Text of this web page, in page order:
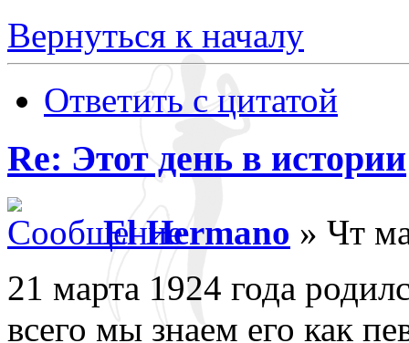
Вернуться к началу
Ответить с цитатой
Re: Этот день в истории
El Hermano » Чт
21 марта 1924 года
всего мы знаем его как